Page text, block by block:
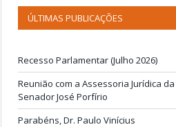
ÚLTIMAS PUBLICAÇÕES
Recesso Parlamentar (Julho 2026)
Reunião com a Assessoria Jurídica
Senador José Porfírio
Parabéns, Dr. Paulo Vinícius